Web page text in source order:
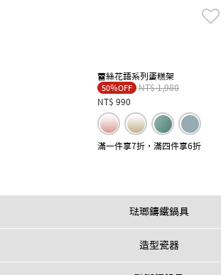
蕾絲花語系列蛋糕架
50％OFF Price reduced from
NT$ 1,980to
NT$ 990
滿一件享7折，滿四件享6折
琺瑯鑄鐵鍋具
造型瓷器